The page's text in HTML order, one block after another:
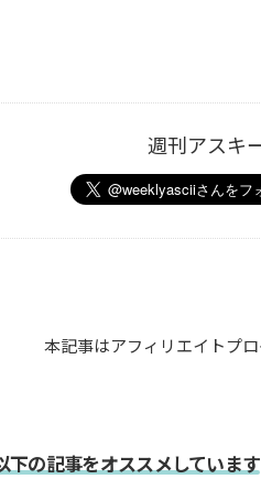
週刊アスキ
本記事はアフィリエイトプ
下の記事をオススメしています